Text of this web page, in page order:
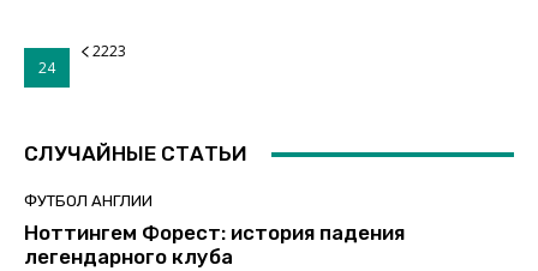
2223
24
СЛУЧАЙНЫЕ СТАТЬИ
ФУТБОЛ АНГЛИИ
Ноттингем Форест: история падения
легендарного клуба